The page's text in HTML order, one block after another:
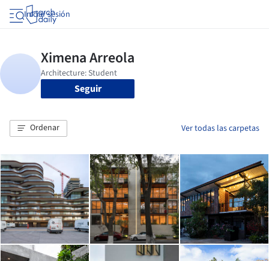
Iniciar sesión
Seguir
Ordenar Ver todas las carpetas